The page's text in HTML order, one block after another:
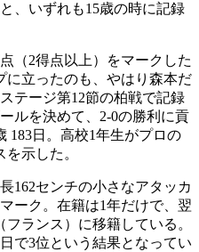
、いずれも15歳の時に記録
（2得点以上）をマークした
に立ったのも、やはり森本だ
テージ第12節の柏戦で記録
ルを決めて、2-0の勝利に貢
183日。高校1年生がプロの
示した。
162センチの小さなアタッカ
ーク。在籍は1年だけで、翌
ランス）に移籍している。
で3位という結果となってい